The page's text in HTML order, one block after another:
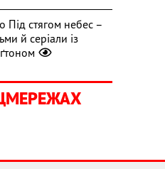
Під стягом небес –
й серіали із